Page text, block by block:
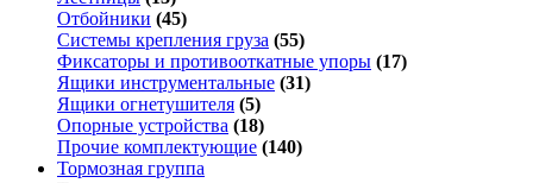
Отбойники (45)
Системы крепления груза (55)
Фиксаторы и противооткатные упоры (17)
Ящики инструментальные (31)
Ящики огнетушителя (5)
Опорные устройства (18)
Прочие комплектующие (140)
Тормозная группа